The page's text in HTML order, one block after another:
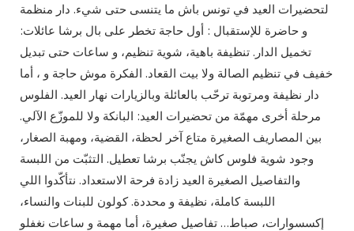
لتحضيرات العيد في تونس باش ما يتنسى حتى شيء. دار منظمة
و حاضرة للإستقبال : أول حاجة تخطر على بال برشا عائلات:
تخميل الدار. تنظيفة باهية، شوية تنظيم، و ساعات حتى تبديل
خفيف في تنظيم الصالة ولا بيت القعاد. الفكرة موش حاجة و ، أما
دار نظيفة ومرتوبة ترحّب بالعائلة وبالزيارات نهار العيد. الفلوس
مرحلة أخرى مهمّة من تحضيرات العيد: البانكة ولا للموزّع الآلي.
بين المصاريف الصغيرة متاع آخر لحظة، القضية، ومهبة الصغار،
وجود شوية فلوس كاش يجنّب برشا تعطيل. التثبّت من اللبسة
والتفاصيل الصغيرة العيد زادة فرحة الاستعداد. نتأكّدوا اللي
اللبسة كاملة، نظيفة و محددة. كولون للبنات والنساء،
إكسسوارات، صباط… تفاصيل صغيرة، أما مهمة و ساعات نغفلو